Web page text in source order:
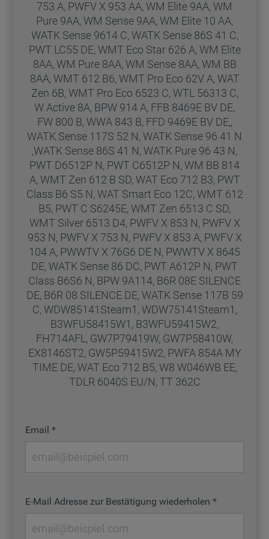
753 A, PWFV X 953 AA, WM Elite 9AA, WM
Pure 9AA, WM Sense 9AA, WM Elite 10 AA,
WATK Sense 9614 C, WATK Sense 86S 41 C,
PWT LC55 DE, WMT Eco Star 626 A, WM Elite
8AA, WM Pure 8AA, WM Sense 8AA, WM BB
8AA, WMT 612 B6, WMT Pro Eco 62V A, WAT
Zen 6B, WMT Pro Eco 6523 C, WTL 56313 C,
W Active 8A, BPW 914 A, FFB 8469E BV DE,
FW 800 B, WWA 843 B, FFD 9469E BV DE,,
WATK Sense 117S 52 N, WATK Sense 96 41 N
,WATK Sense 86S 41 N, WATK Pure 96 43 N,
PWT D6512P N, PWT C6512P N, WM BB 814
A, WMT Zen 612 B SD, WAT Eco 712 B3, PWT
Class B6 S5 N, WAT Smart Eco 12C, WMT 612
B5, PWT C S6245E, WMT Zen 6513 C SD,
WMT Silver 6513 D4, PWFV X 853 N, PWFV X
953 N, PWFV X 753 N, PWFV X 853 A, PWFV X
104 A, PWWTV X 76G6 DE N, PWWTV X 8645
DE, WATK Sense 86 DC, PWT A612P N, PWT
Class B6S6 N, BPW 9A114, B6R 08E SILENCE
DE, B6R 08 SILENCE DE, WATK Sense 117B 59
C, WDW85141Steam1, WDW75141Steam1,
B3WFU58415W1, B3WFU59415W2,
FH714AFL, GW7P79419W, GW7P58410W,
EX8146ST2, GW5P59415W2, PWFA 854A MY
TIME DE, WAT Eco 712 B5, W8 W046WB EE,
TDLR 6040S EU/N, TT 362C
Email
E-Mail Adresse zur Bestätigung wiederholen
der Verwendung all unserer Cookies und
der Weitergabe Ihrer Daten an unsere
Drittanbieter für solche Zwecke zu. Wenn
Sie Ihre Präferenzen festlegen möchten,
klicken Sie auf die Schaltfläche "Cookie
Einstellungen". Um unsere Cookie-Richtlinie
einzusehen klicken sie auf "Mehr
Informationen" . Wenn Sie auf "Nur
erforderliche Cookies" klicken, werden
lediglich unbedingt erforderliche Cookis
gesetzt. Mehr Informationen
https://www.bauknecht.de/seiten/nutzung-
von-cookies